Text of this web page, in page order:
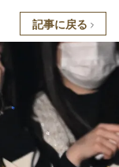
記事に戻る